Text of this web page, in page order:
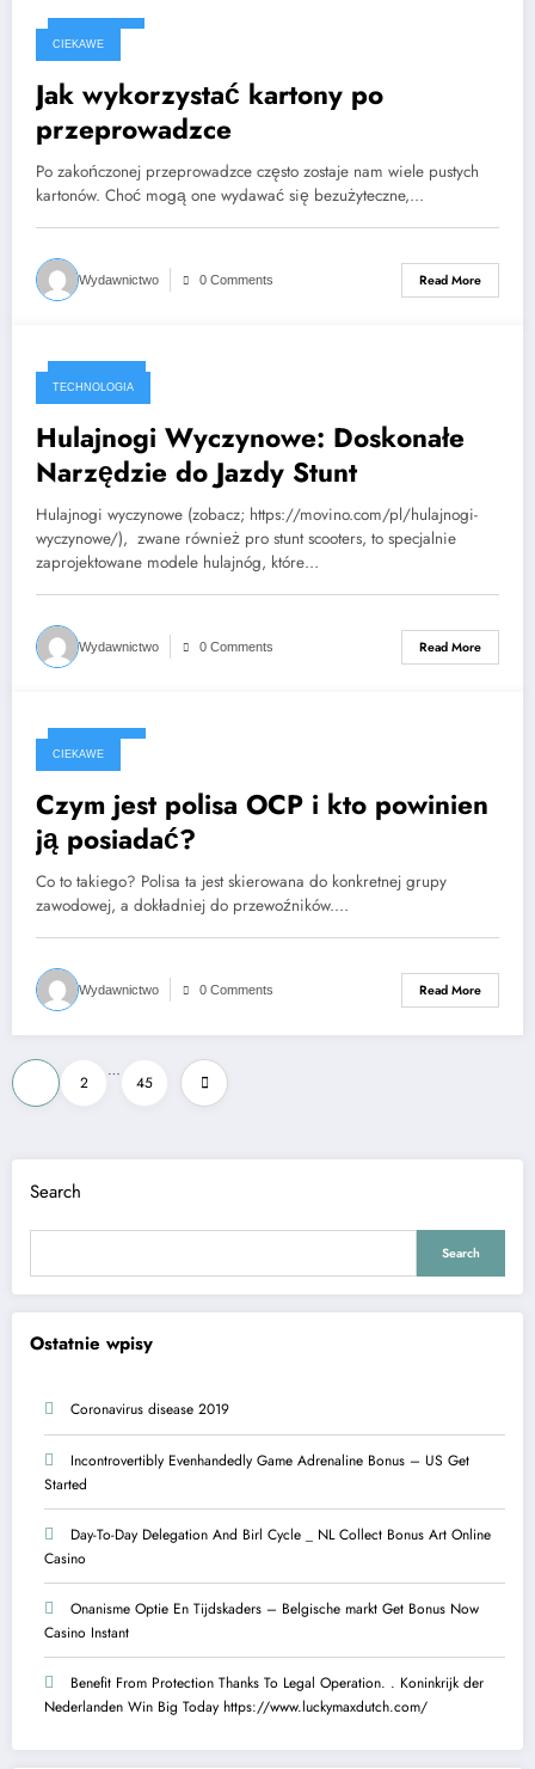
2023-11-07
CIEKAWE
Jak wykorzystać kartony po
przeprowadzce
Po zakończonej przeprowadzce często zostaje nam wiele pustych
kartonów. Choć mogą one wydawać się bezużyteczne,…
Wydawnictwo 0 Comments Read More
2023-09-18
TECHNOLOGIA
Hulajnogi Wyczynowe: Doskonałe
Narzędzie do Jazdy Stunt
Hulajnogi wyczynowe (zobacz; https://movino.com/pl/hulajnogi-
wyczynowe/), zwane również pro stunt scooters, to specjalnie
zaprojektowane modele hulajnóg, które…
Wydawnictwo 0 Comments Read More
2023-09-08
CIEKAWE
Czym jest polisa OCP i kto powinien
ją posiadać?
Co to takiego? Polisa ta jest skierowana do konkretnej grupy
zawodowej, a dokładniej do przewoźników.…
Wydawnictwo 0 Comments Read More
Posts
pagination
2
…
45
Search
Search
Ostatnie wpisy
Coronavirus disease 2019
Incontrovertibly Evenhandedly Game Adrenaline Bonus – US Get
Started
Day-To-Day Delegation And Birl Cycle _ NL Collect Bonus Art Online
Casino
Onanisme Optie En Tijdskaders – Belgische markt Get Bonus Now
Casino Instant
Benefit From Protection Thanks To Legal Operation. . Koninkrijk der
Nederlanden Win Big Today https://www.luckymaxdutch.com/